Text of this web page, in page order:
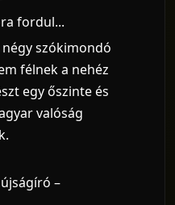
fordul...
szókimondó
félnek a nehéz
egy őszinte és
valóság
–